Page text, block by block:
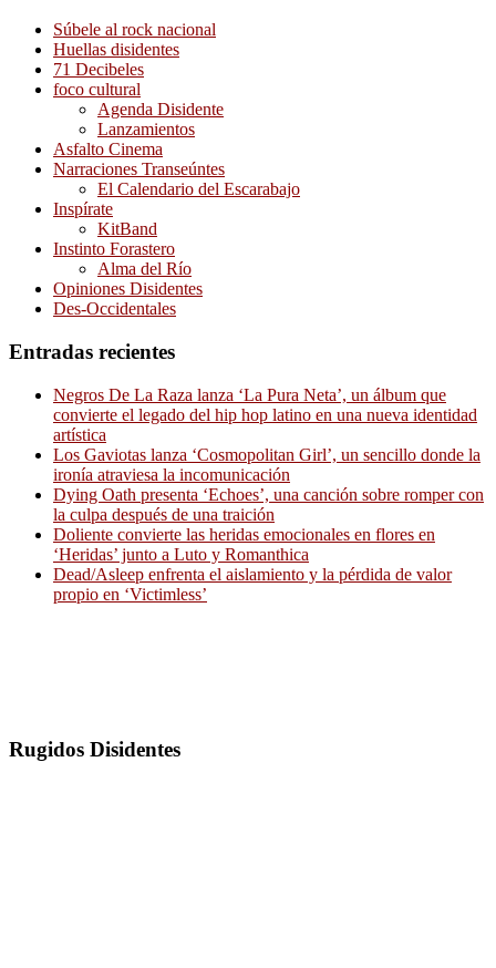
Súbele al rock nacional
Huellas disidentes
71 Decibeles
foco cultural
Agenda Disidente
Lanzamientos
Asfalto Cinema
Narraciones Transeúntes
El Calendario del Escarabajo
Inspírate
KitBand
Instinto Forastero
Alma del Río
Opiniones Disidentes
Des-Occidentales
Entradas recientes
Negros De La Raza lanza ‘La Pura Neta’, un álbum que
convierte el legado del hip hop latino en una nueva identidad
artística
Los Gaviotas lanza ‘Cosmopolitan Girl’, un sencillo donde la
ironía atraviesa la incomunicación
Dying Oath presenta ‘Echoes’, una canción sobre romper con
la culpa después de una traición
Doliente convierte las heridas emocionales en flores en
‘Heridas’ junto a Luto y Romanthica
Dead/Asleep enfrenta el aislamiento y la pérdida de valor
propio en ‘Victimless’
Rugidos Disidentes